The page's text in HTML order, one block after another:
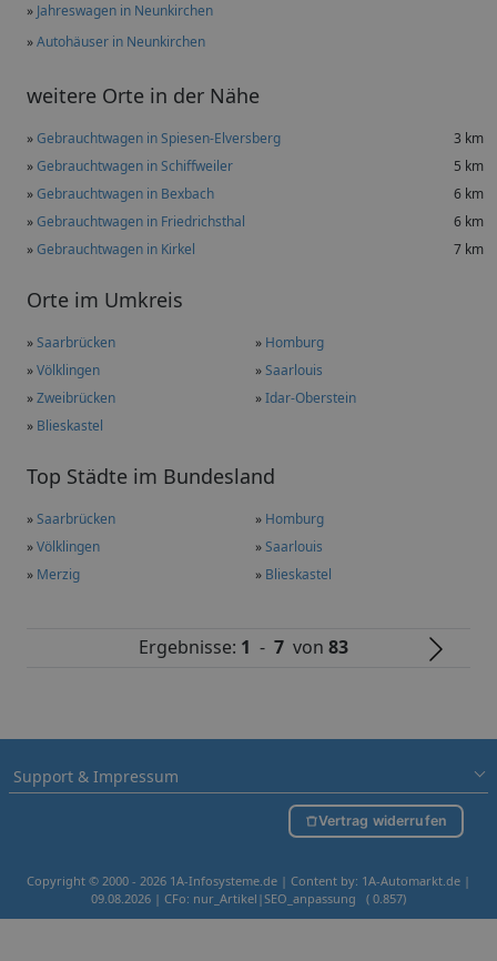
» Jahreswagen in Neunkirchen
»Autohäuser in Neunkirchen
weitere Orte in der Nähe
»Gebrauchtwagen in Spiesen-Elversberg
3 km
»Gebrauchtwagen in Schiffweiler
5 km
»Gebrauchtwagen in Bexbach
6 km
»Gebrauchtwagen in Friedrichsthal
6 km
»Gebrauchtwagen in Kirkel 7 km
Orte im Umkreis
»Saarbrücken » Homburg
»Völklingen »Saarlouis
»Zweibrücken »Idar-Oberstein
» Blieskastel
Top Städte im Bundesland
»Saarbrücken » Homburg
»Völklingen »Saarlouis
» Merzig » Blieskastel
Ergebnisse: 1 -7 von83
Support & Impressum
Vertrag widerrufen
Copyright © 2000 - 2026 1A-Infosysteme.de | Content by: 1A-Automarkt.de |
09.08.2026 | CFo: nur_Artikel|SEO_anpassung ( 0.857)